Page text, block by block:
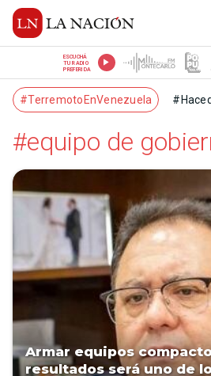
ESCUCHÁ
TU RADIO
PREFERIDA
#TerremotoEnVenezuela
#equipo de
Armar equipos
resultados será uno de